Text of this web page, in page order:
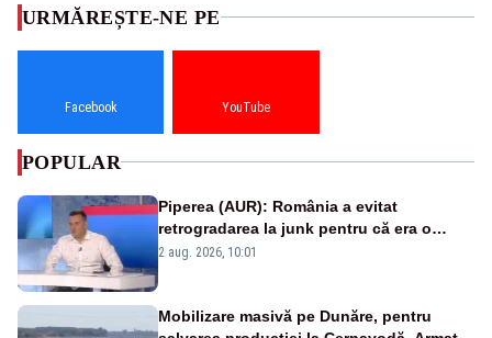
URMĂREȘTE-NE PE
Facebook YouTube
POPULAR
Piperea (AUR): România a evitat
retrogradarea la junk pentru că era o
catastrofă pentru bănci și fondurile de
2 aug. 2026, 10:01
Mobilizare masivă pe Dunăre, pentru